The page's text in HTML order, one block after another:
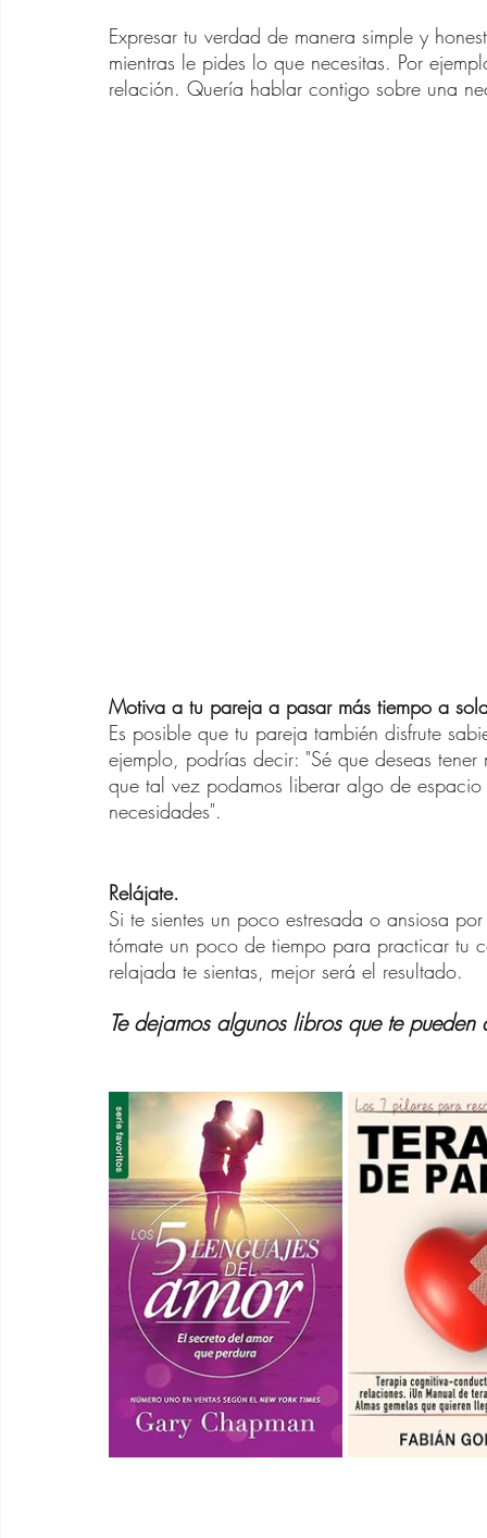
Expresar tu verdad de manera simple y
mientras le pides lo que necesitas. Por
relación. Quería hablar contigo sobre una
Motiva a tu pareja a pasar más tiempo a
Es posible que tu pareja también disfrute
ejemplo, podrías decir: "Sé que deseas
que tal vez podamos liberar algo de
necesidades".
Relájate.
Si te sientes un poco estresada o ansiosa
tómate un poco de tiempo para practicar tu
relajada te sientas, mejor será el resultado.
Te dejamos algunos libros que te